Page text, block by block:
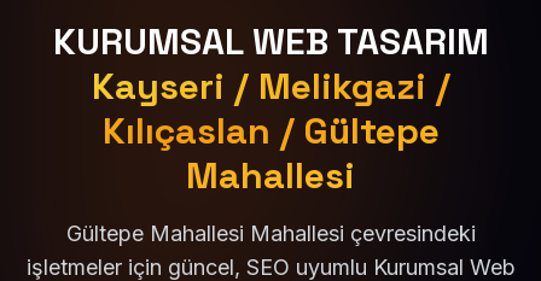
KURUMSAL WEB TASARIM
Kayseri / Melikgazi /
Kılıçaslan / Gültepe
Mahallesi
Gültepe Mahallesi Mahallesi çevresindeki
işletmeler için güncel, SEO uyumlu Kurumsal Web